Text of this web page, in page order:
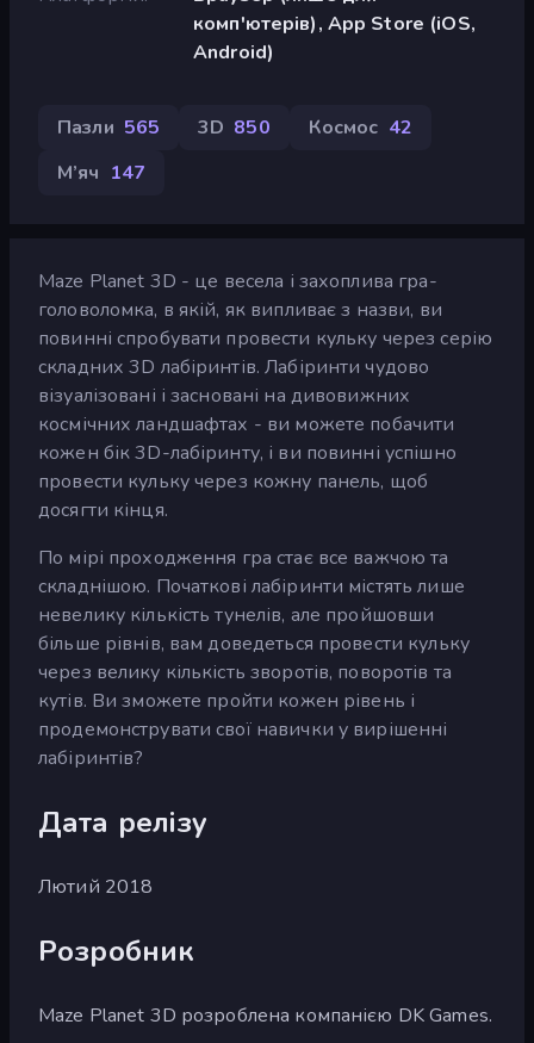
комп'ютерів), App Store (iOS,
Android)
Пазли 565 3D 850 Космос 42
М’яч 147
Maze Planet 3D - це весела і захоплива гра-
головоломка, в якій, як випливає з назви, ви
повинні спробувати провести кульку через серію
складних 3D лабіринтів. Лабіринти чудово
візуалізовані і засновані на дивовижних
космічних ландшафтах - ви можете побачити
кожен бік 3D-лабіринту, і ви повинні успішно
провести кульку через кожну панель, щоб
досягти кінця.
По мірі проходження гра стає все важчою та
складнішою. Початкові лабіринти містять лише
невелику кількість тунелів, але пройшовши
більше рівнів, вам доведеться провести кульку
через велику кількість зворотів, поворотів та
кутів. Ви зможете пройти кожен рівень і
продемонструвати свої навички у вирішенні
лабіринтів?
Дата релізу
Лютий 2018
Розробник
Maze Planet 3D розроблена компанією DK Games.